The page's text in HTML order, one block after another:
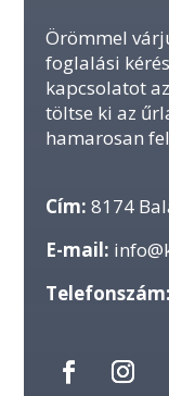
Örömmel
foglalási
kapcsolatot
töltse ki az
hamarosan
Cím: 8174
E-mail:
Telefonszám: